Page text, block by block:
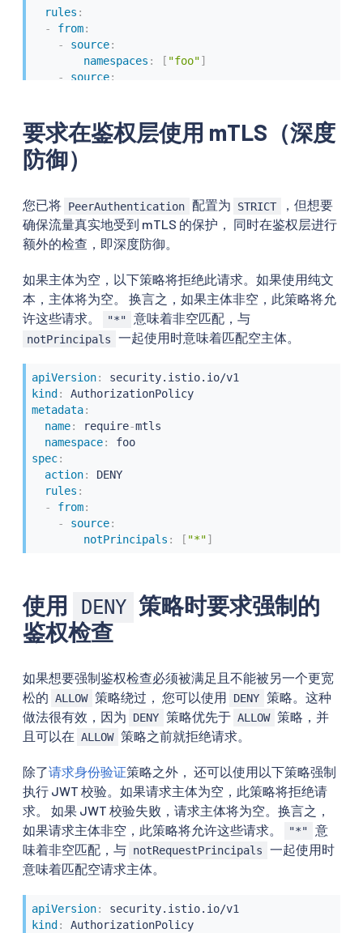
rules :
-
from:
-
source:
namespaces : [ "foo"]
-
source:
要求在鉴权层使用 mTLS（深度
防御）
您已将 PeerAuthentication 配置为 STRICT
，但想要
确保流量真实地受到 mTLS 的保护， 同时在鉴权层进行
额外的检查，即深度防御。
如果主体为空，以下策略将拒绝此请求。如果使用纯文
本，主体将为空。 换言之，如果主体非空，此策略将允
许这些请求。
"*" 意味着非空匹配，与
notPrincipals 一起使用时意味着匹配空主体。
apiVersion:
kind :
AuthorizationPolicy
metadata:
name: require-mtls
namespace:
foo
spec:
action:
DENY
rules :
-
from:
-
source:
notPrincipals : [ "*"]
使用 DENY 策略时要求强制的
鉴权检查
如果想要强制鉴权检查必须被满足且不能被另一个更宽
松的 ALLOW 策略绕过， 您可以使用 DENY 策略。这种
做法很有效，因为
DENY 策略优先于 ALLOW 策略，并
且可以在 ALLOW 策略之前就拒绝请求。
除了请求身份验证策略之外， 还可以使用以下策略强制
执行 JWT 校验。如果请求主体为空，此策略将拒绝请
求。 如果 JWT 校验失败，请求主体将为空。换言之，
如果请求主体非空，此策略将允许这些请求。
"*"
意
味着非空匹配，与 notRequestPrincipals
一起使用时
意味着匹配空请求主体。
apiVersion:
kind :
AuthorizationPolicy